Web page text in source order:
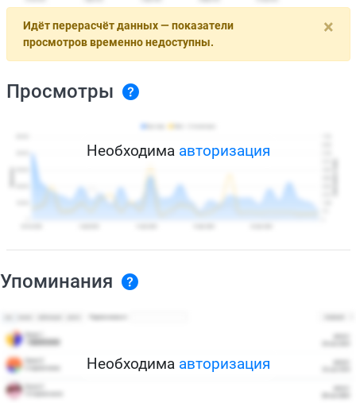
×
Идёт перерасчёт данных — показатели
просмотров временно недоступны.
Просмотры
Необходима авторизация
Упоминания
Необходима авторизация